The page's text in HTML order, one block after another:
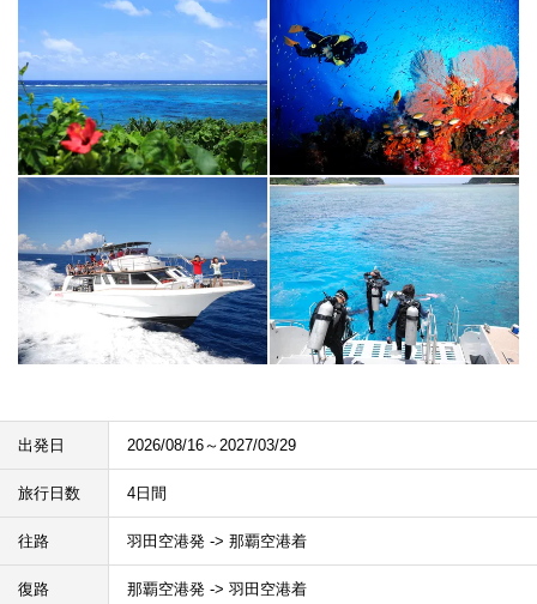
出発日 2026/08/16～2027/03/29
旅行日数 4日間
往路 羽田空港発 -> 那覇空港着
復路 那覇空港発 -> 羽田空港着